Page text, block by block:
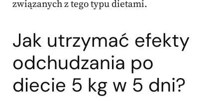
związanych z tego typu dietami.
Jak utrzymać efekty
odchudzania po
diecie 5 kg w 5 dni?